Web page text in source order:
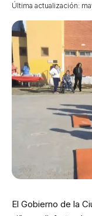
Última actualización:
El Gobierno de la